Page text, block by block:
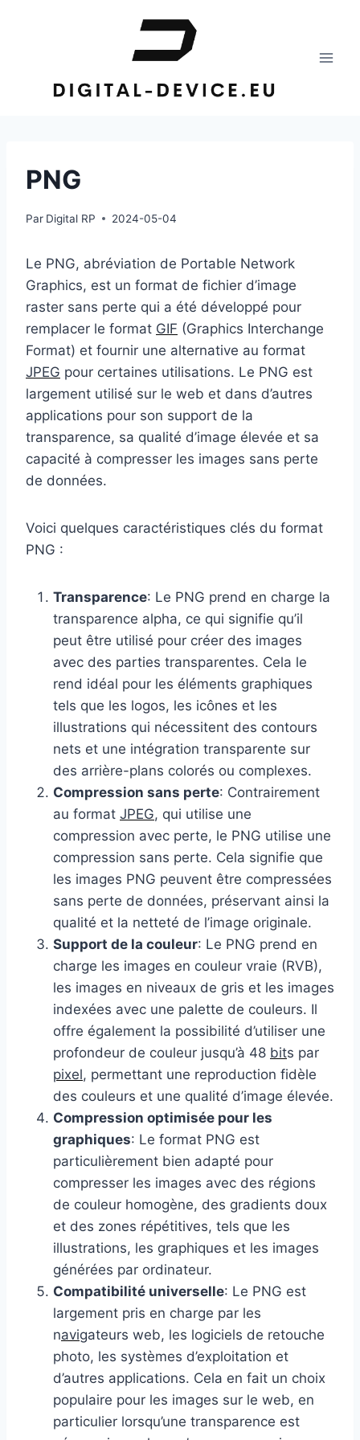
PNG
Par Digital RP 2024-05-04
Le PNG, abréviation de Portable Network
Graphics, est un format de fichier d’image
raster sans perte qui a été développé pour
remplacer le format GIF (Graphics Interchange
Format) et fournir une alternative au format
JPEG pour certaines utilisations. Le PNG est
largement utilisé sur le web et dans d’autres
applications pour son support de la
transparence, sa qualité d’image élevée et sa
capacité à compresser les images sans perte
de données.
Voici quelques caractéristiques clés du format
PNG :
Transparence: Le PNG prend en charge la
transparence alpha, ce qui signifie qu’il
peut être utilisé pour créer des images
avec des parties transparentes. Cela le
rend idéal pour les éléments graphiques
tels que les logos, les icônes et les
illustrations qui nécessitent des contours
nets et une intégration transparente sur
des arrière-plans colorés ou complexes.
Compression sans perte: Contrairement
au format JPEG, qui utilise une
compression avec perte, le PNG utilise une
compression sans perte. Cela signifie que
les images PNG peuvent être compressées
sans perte de données, préservant ainsi la
qualité et la netteté de l’image originale.
Support de la couleur: Le PNG prend en
charge les images en couleur vraie (RVB),
les images en niveaux de gris et les images
indexées avec une palette de couleurs. Il
offre également la possibilité d’utiliser une
profondeur de couleur jusqu’à 48 bits par
pixel, permettant une reproduction fidèle
des couleurs et une qualité d’image élevée.
Compression optimisée pour les
graphiques: Le format PNG est
particulièrement bien adapté pour
compresser les images avec des régions
de couleur homogène, des gradients doux
et des zones répétitives, tels que les
illustrations, les graphiques et les images
générées par ordinateur.
Compatibilité universelle: Le PNG est
largement pris en charge par les
navigateurs web, les logiciels de retouche
photo, les systèmes d’exploitation et
d’autres applications. Cela en fait un choix
populaire pour les images sur le web, en
particulier lorsqu’une transparence est